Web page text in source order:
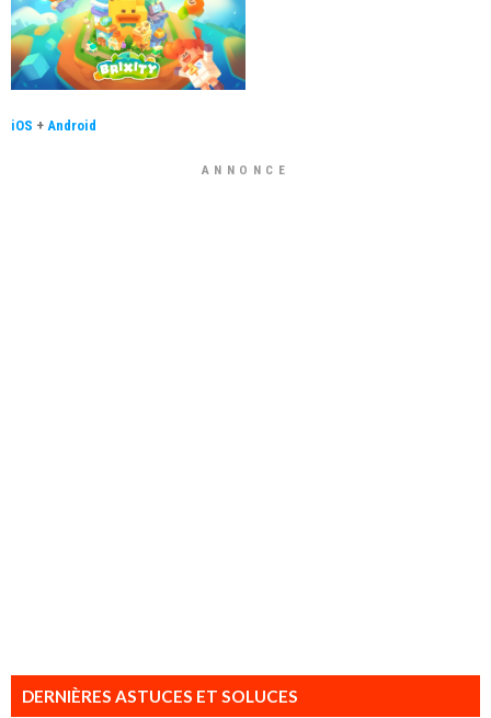
iOS + Android
ANNONCE
DERNIÈRES ASTUCES ET SOLUCES